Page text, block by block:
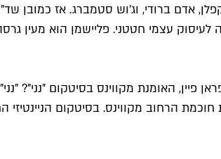
אדם ברודי, וג'וש סטמברג. אז כמובן
עצמי חטטני. פליישמן הוא מעין
פיין, האומנת מקווינס בסיטקום
הרחוב מקווינס. בסיטקום הניינטיזי